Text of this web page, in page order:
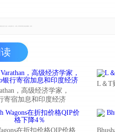
，高级经济学家，
寄宿加息和印度经济
L＆T
在折扣价格QIP价格